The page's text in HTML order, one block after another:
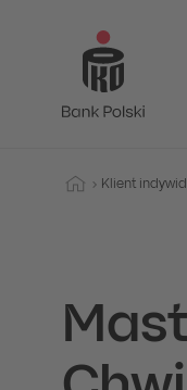
Klient